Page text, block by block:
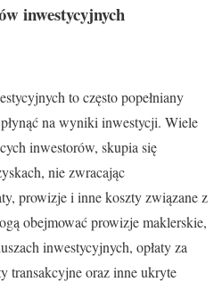
inwestycyjnych
to często popełniany
na wyniki inwestycji. Wiele
inwestorów, skupia się
nie zwracając
prowizje i inne koszty związane z
obejmować prowizje maklerskie,
inwestycyjnych, opłaty za
transakcyjne oraz inne ukryte